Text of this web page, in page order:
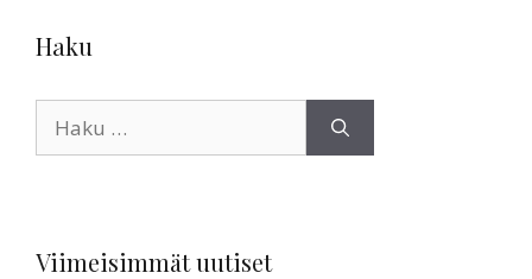
Haku
Viimeisimmät uutiset